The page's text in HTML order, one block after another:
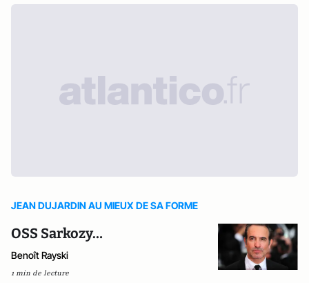
JEAN DUJARDIN AU MIEUX DE SA FORME
OSS Sarkozy…
Benoît Rayski
1 min de lecture